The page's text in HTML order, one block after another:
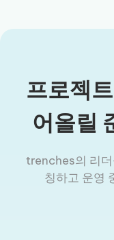
프로젝
어올릴
trenches의 리
칭하고 운영